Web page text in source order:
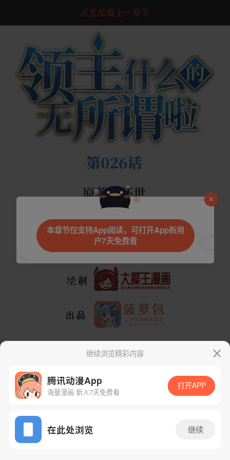
点击加载上一章节
App免费看
下一话
继续浏览精彩内容
腾讯动漫App
海量漫画 新人7天免费看
打开APP
在此处浏览 继续
本章节仅支持App阅读，可打开App新用
户7天免费看
是否前往腾漫App继续阅读
立即前往